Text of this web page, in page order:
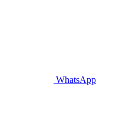
WhatsApp